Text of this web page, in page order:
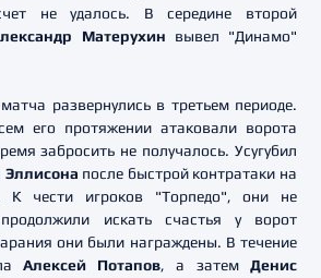
не удалось. В середине второй
Матерухин вывел "Динамо"
развернулись в третьем периоде.
его протяжении атаковали ворота
забросить не получалось. Усугубил
Эллисона после быстрой контратаки на
К чести игроков "Торпедо", они не
искать счастья у ворот
они были награждены. В течение
Алексей Потапов, а затемДенис